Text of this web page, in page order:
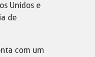
Unidos e
de
com um